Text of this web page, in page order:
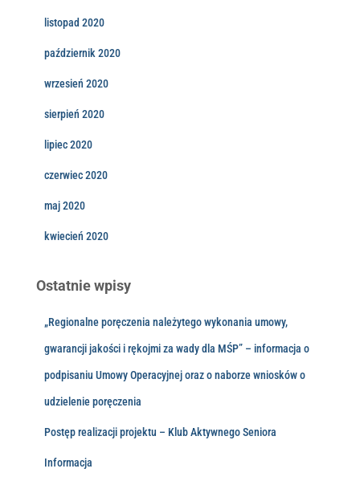
listopad 2020
październik 2020
wrzesień 2020
sierpień 2020
lipiec 2020
czerwiec 2020
maj 2020
kwiecień 2020
Ostatnie wpisy
„Regionalne poręczenia należytego wykonania umowy,
gwarancji jakości i rękojmi za wady dla MŚP” – informacja o
podpisaniu Umowy Operacyjnej oraz o naborze wniosków o
udzielenie poręczenia
Postęp realizacji projektu – Klub Aktywnego Seniora
Informacja